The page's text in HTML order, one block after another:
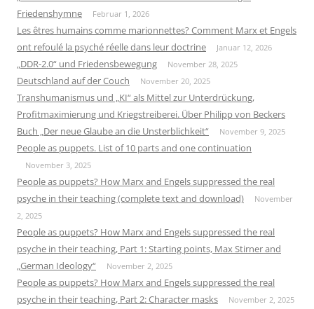
Friedenshymne
Februar 1, 2026
Les êtres humains comme marionnettes? Comment Marx et Engels
ont refoulé la psyché réelle dans leur doctrine
Januar 12, 2026
„DDR-2.0“ und Friedensbewegung November 28, 2025
Deutschland auf der Couch November 20, 2025
Transhumanismus und „KI“ als Mittel zur Unterdrückung,
Profitmaximierung und Kriegstreiberei. Über Philipp von Beckers
Buch „Der neue Glaube an die Unsterblichkeit“
November 9, 2025
People as puppets. List of 10 parts and one continuation
November 3, 2025
People as puppets? How Marx and Engels suppressed the real
psyche in their teaching (complete text and download)
November
2, 2025
People as puppets? How Marx and Engels suppressed the real
psyche in their teaching, Part 1: Starting points, Max Stirner and
„German Ideology“
November 2, 2025
People as puppets? How Marx and Engels suppressed the real
psyche in their teaching, Part 2: Character masks
November 2, 2025